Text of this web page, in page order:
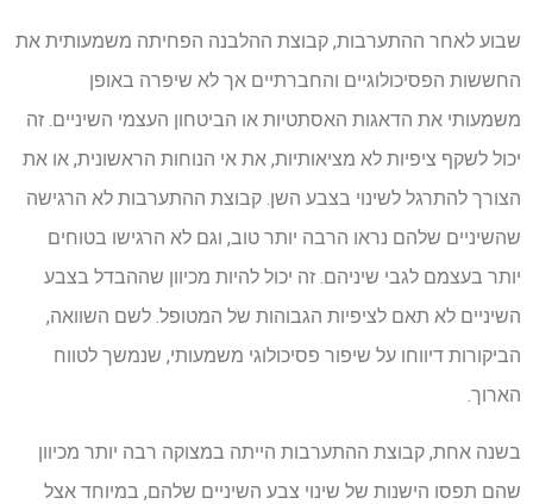
שבוע לאחר ההתערבות, קבוצת ההלבנה הפחיתה משמעותית את
החששות הפסיכולוגיים והחברתיים אך לא שיפרה באופן
משמעותי את הדאגות האסתטיות או הביטחון העצמי השיניים. זה
יכול לשקף ציפיות לא מציאותיות, את אי הנוחות הראשונית, או את
הצורך להתרגל לשינוי בצבע השן. קבוצת ההתערבות לא הרגישה
שהשיניים שלהם נראו הרבה יותר טוב, וגם לא הרגישו בטוחים
יותר בעצמם לגבי שיניהם. זה יכול להיות מכיוון שההבדל בצבע
השיניים לא תאם לציפיות הגבוהות של המטופל. לשם השוואה,
הביקורות דיווחו על שיפור פסיכולוגי משמעותי, שנמשך לטווח
הארוך.
בשנה אחת, קבוצת ההתערבות הייתה במצוקה רבה יותר מכיוון
שהם תפסו הישנות של שינוי צבע השיניים שלהם, במיוחד אצל